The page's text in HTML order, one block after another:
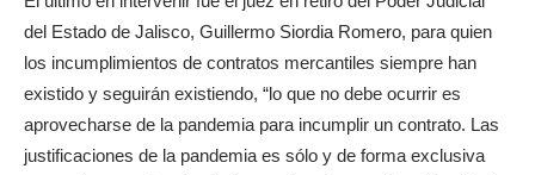
del Estado de Jalisco, Guillermo Siordia Romero, para quien
los incumplimientos de contratos mercantiles siempre han
existido y seguirán existiendo, “lo que no debe ocurrir es
aprovecharse de la pandemia para incumplir un contrato. Las
justificaciones de la pandemia es sólo y de forma exclusiva